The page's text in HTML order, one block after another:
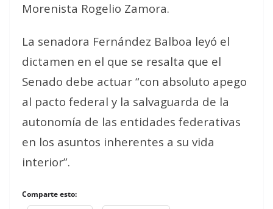
Morenista Rogelio Zamora.
La senadora Fernández Balboa leyó el
dictamen en el que se resalta que el
Senado debe actuar “con absoluto apego
al pacto federal y la salvaguarda de la
autonomía de las entidades federativas
en los asuntos inherentes a su vida
interior”.
Comparte esto: